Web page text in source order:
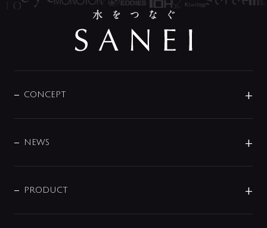
CONCEPT
DESIGN
NEWS
商品に関して
PRODUCT